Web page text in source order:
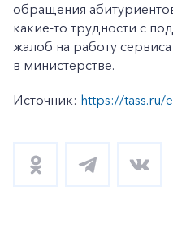
обращения
какие-то трудности с
жалоб на работу
в министерстве.
Источник: https://tass.ru/